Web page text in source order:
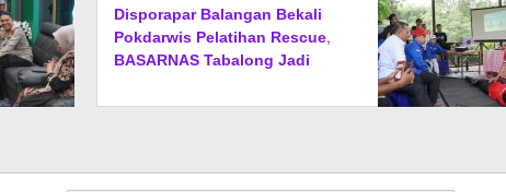
Disporapar Balangan Bekali
Pokdarwis Pelatihan Rescue,
BASARNAS Tabalong Jadi